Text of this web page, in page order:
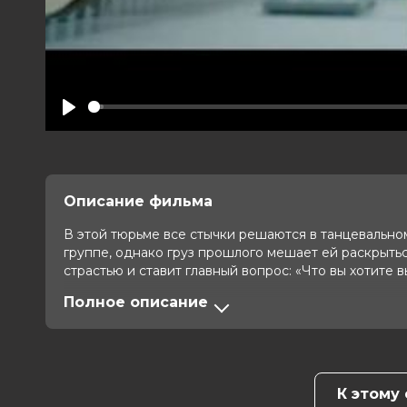
Play
Описание фильма
В этой тюрьме все стычки решаются в
группе, однако груз прошлого мешает ей
страстью и ставит главный вопрос: «Что вы хотите
Оценка 7.5 / 10 (22 825 голосов)
Год
2021
Свенья Юнг, Ben Wichert, Ясмин
Полное описание
К